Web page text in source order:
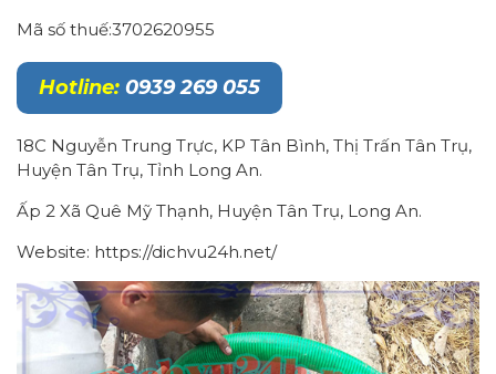
Mã số thuế:3702620955
Hotline: 0939 269 055
18C Nguyễn Trung Trực, KP Tân Bình, Thị Trấn Tân Trụ,
Huyện Tân Trụ, Tỉnh Long An.
Ấp 2 Xã Quê Mỹ Thạnh, Huyện Tân Trụ, Long An.
Website: https://dichvu24h.net/